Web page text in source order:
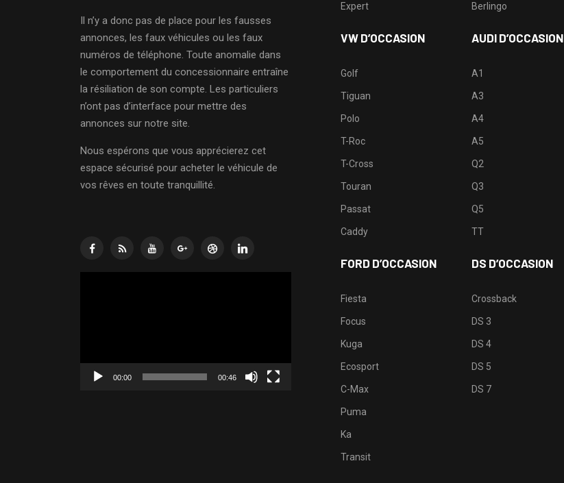
Il n’y a donc pas de place pour les fausses
annonces, les faux véhicules ou les faux
numéros de téléphone. Toute anomalie dans
le comportement du concessionnaire entraîne
la résiliation de son compte. Les particuliers
n’ont pas d’interface pour mettre des
annonces sur notre site.
Nous espérons que vous apprécierez cet
espace sécurisé pour acheter le véhicule de
vos rêves en toute tranquillité.
00:00 00:46
Expert
VW D’OCCASION
Golf
Tiguan
Polo
T-Roc
T-Cross
Touran
Passat
Caddy
FORD D’OCCASION
Fiesta
Focus
Kuga
Ecosport
C-Max
Puma
Ka
Transit
Berlingo
AUDI D’OCCASION
A1
A3
A4
A5
Q2
Q3
Q5
TT
DS D’OCCASION
Crossback
DS 3
DS 4
DS 5
DS 7